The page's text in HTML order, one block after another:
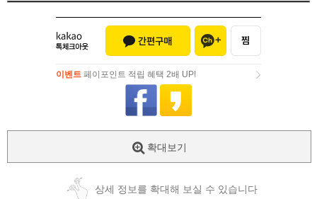
이벤트 페이포인트 적립 혜택 2배 UP!
페이포인트 적립 혜택 2배 UP!
확대보기
상세 정보를 확대해 보실 수 있습니다